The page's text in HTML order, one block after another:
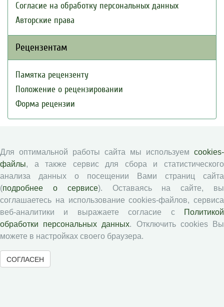
Согласие на обработку персональных данных
Авторские права
Рецензентам
Памятка рецензенту
Положение о рецензировании
Форма рецензии
Экономические и социальные перемены
Проблемы развития территории
Вопросы территориального развития
Социальное пространство
Юный экономист
АгроЗооТехника
Для оптимальной работы сайта мы используем cookies-
файлы, а также сервис для сбора и статистического
анализа данных о посещении Вами страниц сайта
(подробнее о сервисе). Оставаясь на сайте, вы
соглашаетесь на использование cookies-файлов, сервиса
веб-аналитики и выражаете согласие с
Политикой
обработки персональных данных. Отключить cookies Вы
можете в настройках своего браузера.
СОГЛАСЕН